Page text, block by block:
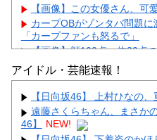
【画像】この女優さん、可
カープOBがゾンタバ問題に
「カープファンも怒るで」
【画像】顔100点、体30点
Powered by livedoor 相互
アイドル・芸能速報！
【日向坂46】 上村ひなの
遠藤さくらちゃん、まさか
46】
NEW!